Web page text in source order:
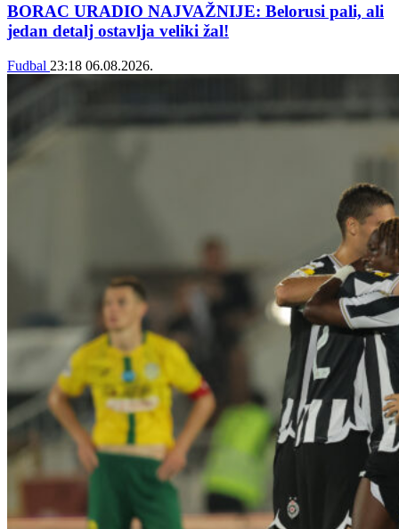
BORAC URADIO NAJVAŽNIJE: Belorusi pali, ali
jedan detalj ostavlja veliki žal!
Fudbal 23:18 06.08.2026.